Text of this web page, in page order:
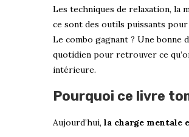
Les techniques de relaxation, la
ce sont des outils puissants
Le combo gagnant ? Une
quotidien pour retrouver ce
intérieure.
Pourquoi ce livre
Aujourd’hui, la charge mentale